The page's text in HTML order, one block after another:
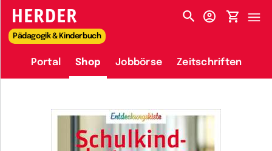
HERDER-MENÜ
Pädagogik & Kinderbuch
Portal Shop Jobbörse Zeitschriften